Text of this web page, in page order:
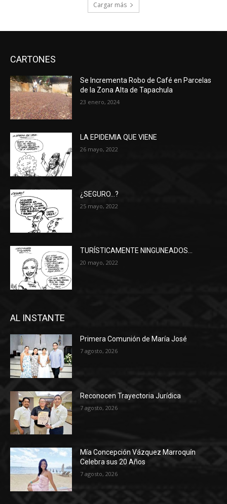
Cargar más
CARTONES
Se Incrementa Robo de Café en Parcelas
de la Zona Alta de Tapachula
23 enero, 2024
LA EPIDEMIA QUE VIENE
26 mayo, 2022
¿SEGURO…?
25 mayo, 2022
TURÍSTICAMENTE NINGUNEADOS…
20 mayo, 2022
AL INSTANTE
Primera Comunión de María José
7 agosto, 2026
Reconocen Trayectoria Jurídica
7 agosto, 2026
Mía Concepción Vázquez Marroquín
Celebra sus 20 Años
7 agosto, 2026